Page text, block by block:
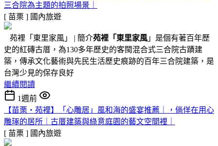
三合院為主題的拍照場景｜
[ 苗栗 ] 國內旅遊
苑裡「東里家風」 | 簡介苑裡「東里家風 」是個有著百年歷
史的紅磚古厝，為130多年歷史的客閩混合式三合院古蹟建
築，傳承文化藝術與先民生活歷史痕跡的百年三合院建築，是
台灣少見的保存良好
繼續閱讀
1週前
【苗栗・苑裡】「心雕居」風和海的盛宴推薦｜，倘佯在用心
雕琢的居所｜古厝建築與綠意庭園的藝文空間裡｜
[ 苗栗 ] 國內旅遊